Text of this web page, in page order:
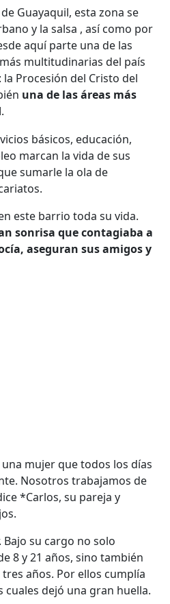
Guayaquil, esta zona se
y la salsa , así como por
aquí parte una de las
multitudinarias del país
Procesión del Cristo del
una de las áreas más
.
básicos, educación,
marcan la vida de sus
sumarle la ola de
este barrio toda su vida.
sonrisa que contagiaba a
aseguran sus amigos y
mujer que todos los días
Nosotros trabajamos de
*Carlos, su pareja y
Bajo su cargo no solo
8 y 21 años, sino también
años. Por ellos cumplía
cuales dejó una gran huella.